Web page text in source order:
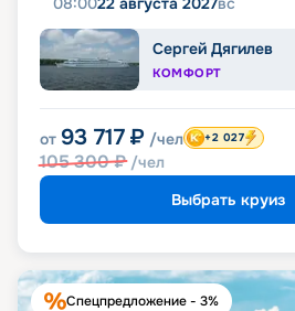
Сергей Дягилев
КОМФОРТ
от 93 717 ₽ /чел
105 300₽ /чел
+2 027
Выбрать круиз
Спецпредложение - 3%